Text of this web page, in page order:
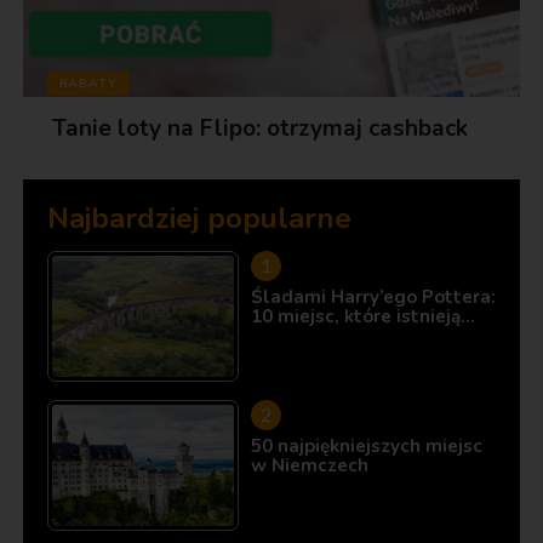
RABATY
Tanie loty na Flipo: otrzymaj cashback
Najbardziej popularne
Śladami Harry’ego Pottera:
10 miejsc, które istnieją…
50 najpiękniejszych miejsc
w Niemczech